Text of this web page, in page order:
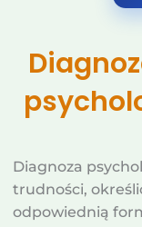
Diagnoza
trudności,
odpowiednią